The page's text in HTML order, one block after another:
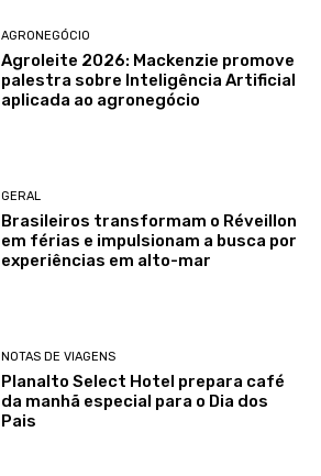
AGRONEGÓCIO
Agroleite 2026: Mackenzie promove
palestra sobre Inteligência Artificial
aplicada ao agronegócio
GERAL
Brasileiros transformam o Réveillon
em férias e impulsionam a busca por
experiências em alto-mar
NOTAS DE VIAGENS
Planalto Select Hotel prepara café
da manhã especial para o Dia dos
Pais